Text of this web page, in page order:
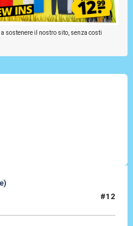
sostenere il nostro sito, senza costi
#12